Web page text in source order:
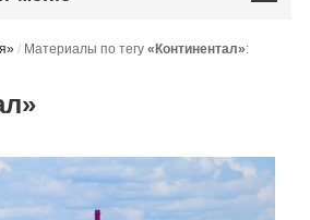
/ Материалы по тегу«Континентал»: